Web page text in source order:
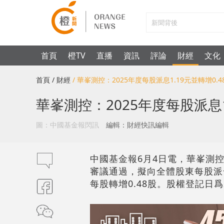
首頁 橙TV 直播 資訊 評論 財經 文化
首頁 / 財經 / 華峯測控：2025年度每股派息1.19元並轉增
華峯測控：2025年度每股派
圖：中國基金報閃訊 編輯：財經快訊編輯
中國基金報6月4日電，華峯測
審議通過，擬向全體股東每股
每股轉增0.48股。股權登記日